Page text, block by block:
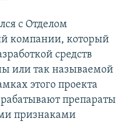
с Отделом
компании, который
средств
или так называемой
этого проекта
препараты
признаками